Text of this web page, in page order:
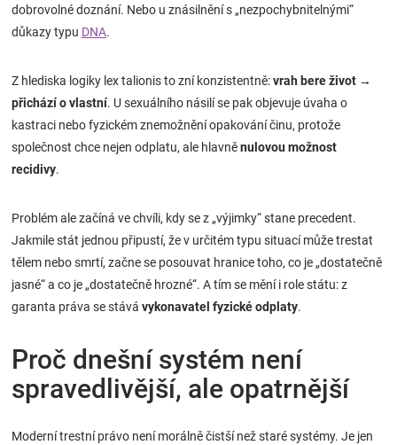
dobrovolné doznání. Nebo u znásilnění s „nezpochybnitelnými“
důkazy typu DNA.
Z hlediska logiky lex talionis to zní konzistentně:vrah bere život →
přichází o vlastní. U sexuálního násilí se pak objevuje úvaha o
kastraci nebo fyzickém znemožnění opakování činu, protože
společnost chce nejen odplatu, ale hlavněnulovou možnost
recidivy.
Problém ale začíná ve chvíli, kdy se z „výjimky“ stane precedent.
Jakmile stát jednou připustí, že v určitém typu situací může trestat
tělem nebo smrtí, začne se posouvat hranice toho, co je „dostatečně
jasné“ a co je „dostatečně hrozné“. A tím se mění i role státu: z
garanta práva se stává vykonavatel fyzické odplaty.
Proč dnešní systém není
spravedlivější, ale opatrnější
Moderní trestní právo není morálně čistší než staré systémy. Je jen